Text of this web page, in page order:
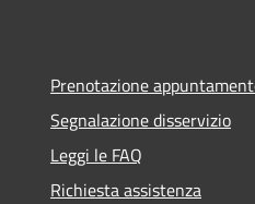
Prenotazione
Segnalazione disservizio
Leggi le FAQ
Richiesta assistenza